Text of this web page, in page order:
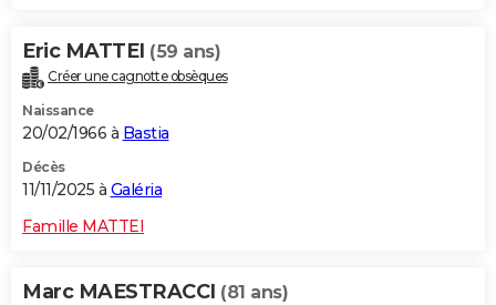
Carte de Noël
Carte Bonne année
Carte Saint-Valentin
Carte Pâques
Carte d'anniversaire
DICTIONNAIRE
Dictionnaire
Biographies
Citations
Expressions
Proverbes
PROGRAMME TV
S'inscrire
Se connecter
Lycées
Collèges
Primaires
Universités
Entreprises
Service militaire
Avis de recherche
AVIS DE DÉCÈS
FORUM
Eric MATTEI (59 ans)
Créer une cagnotte obsèques
Naissance
20/02/1966 à Bastia
Décès
11/11/2025 à Galéria
Famille MATTEI
Marc MAESTRACCI (81 ans)